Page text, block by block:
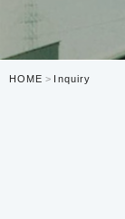
HOME Inquiry